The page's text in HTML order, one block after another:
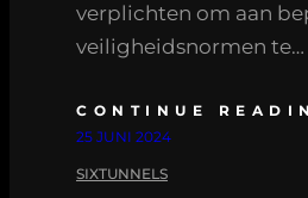
verplichten om aan
veiligheidsnormen te…
CONTINUE
25 JUNI 2024
SIXTUNNELS